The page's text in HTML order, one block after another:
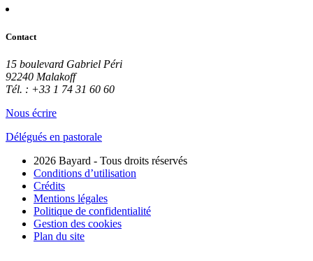
Contact
15 boulevard Gabriel Péri
92240 Malakoff
Tél. : +33 1 74 31 60 60
Nous écrire
Délégués en pastorale
2026 Bayard - Tous droits réservés
Conditions d’utilisation
Crédits
Mentions légales
Politique de confidentialité
Gestion des cookies
Plan du site